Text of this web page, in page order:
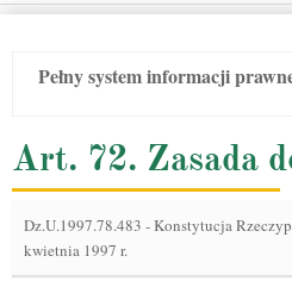
Pełny system informacji
Art. 72. Zasada
Dz.U.1997.78.483 -Konstytucja
kwietnia 1997 r.